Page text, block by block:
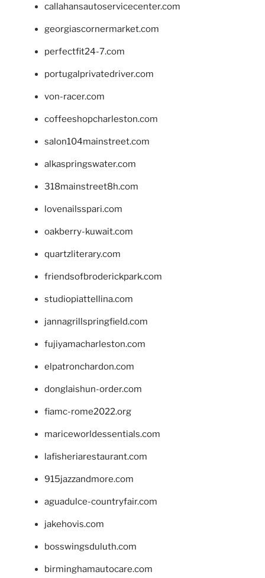
callahansautoservicecenter.com
georgiascornermarket.com
perfectfit24-7.com
portugalprivatedriver.com
von-racer.com
coffeeshopcharleston.com
salon104mainstreet.com
alkaspringswater.com
318mainstreet8h.com
lovenailsspari.com
oakberry-kuwait.com
quartzliterary.com
friendsofbroderickpark.com
studiopiattellina.com
jannagrillspringfield.com
fujiyamacharleston.com
elpatronchardon.com
donglaishun-order.com
fiamc-rome2022.org
mariceworldessentials.com
lafisheriarestaurant.com
915jazzandmore.com
aguadulce-countryfair.com
jakehovis.com
bosswingsduluth.com
birminghamautocare.com